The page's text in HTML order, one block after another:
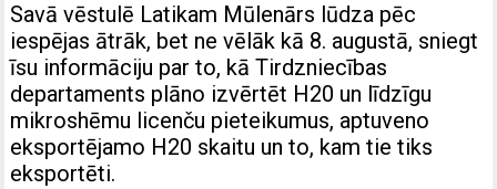
Savā vēstulē Latikam Mūlenārs lūdza pēc
iespējas ātrāk, bet ne vēlāk kā 8. augustā, sniegt
īsu informāciju par to, kā Tirdzniecības
departaments plāno izvērtēt H20 un līdzīgu
mikroshēmu licenču pieteikumus, aptuveno
eksportējamo H20 skaitu un to, kam tie tiks
eksportēti.